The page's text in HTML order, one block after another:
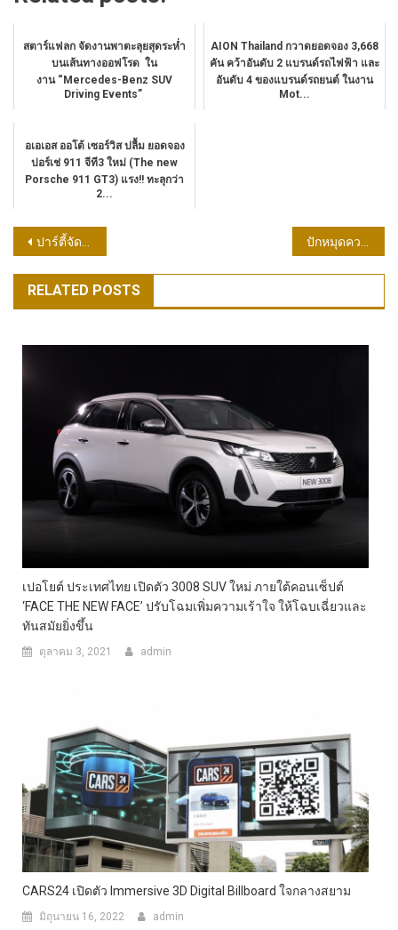
สตาร์แฟลก จัดงานพาตะลุยสุดระห่ำ
บนเส้นทางออฟโรด ใน
งาน “Mercedes-Benz SUV
Driving Events”
AION Thailand กวาดยอดจอง 3,668
คัน คว้าอันดับ 2 แบรนด์รถไฟฟ้า และ
อันดับ 4 ของแบรนด์รถยนต์ ในงาน
Mot...
อเอเอส ออโต้ เซอร์วิส ปลื้ม ยอดจอง
ปอร์เช่ 911 จีที3 ใหม่ (The new
Porsche 911 GT3) แรง!! ทะลุกว่า
2...
แนะแนว
เรื่อง
ปาร์ตี้จัดหนัก สิวขึ้นไม่พัก รวม 3 ขั้นตอน ต้องรีบดูแลผิวก่อนสาย!
RELATED POSTS
เปอโยต์ ประเทศไทย เปิดตัว 3008 SUV ใหม่ ภายใต้คอนเซ็ปต์
‘FACE THE NEW FACE’ ปรับโฉมเพิ่มความเร้าใจ ให้โฉบเฉี่ยวและ
ทันสมัยยิ่งขึ้น
ตุลาคม 3, 2021 admin
CARS24 เปิดตัว Immersive 3D Digital Billboard ใจกลางสยาม
มิถุนายน 16, 2022 admin